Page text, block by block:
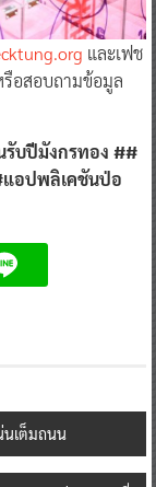
และเฟช
อสอบถามข้อมูล
รับปีมังกรทอง ##
แอปพลิเคชันป่อ
นเต็มถนน